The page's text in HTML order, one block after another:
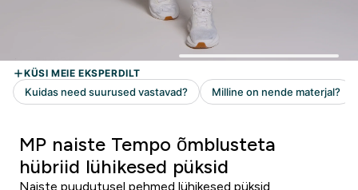
MP naiste Tempo õmblusteta
hübriid lühikesed püksid
Naiste puudutusel pehmed lühikesed püksid